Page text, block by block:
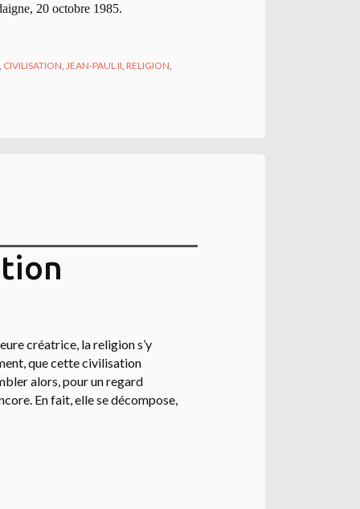
20 octobre 1985.
CIVILISATION JEAN-PAUL II ,RELIGION
créatrice, la religion s’y
que cette civilisation
alors, pour un regard
En fait, elle se décompose,